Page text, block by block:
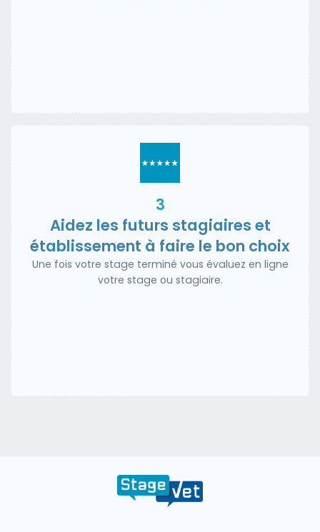
3
Aidez les futurs stagiaires et
établissement à faire le bon choix
Une fois votre stage terminé vous évaluez en ligne
votre stage ou stagiaire.